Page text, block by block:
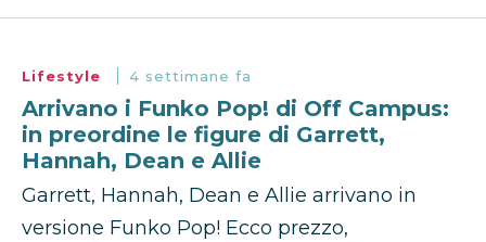
Lifestyle 4 settimane fa
Arrivano i Funko Pop! di Off Campus:
in preordine le figure di Garrett,
Hannah, Dean e Allie
Garrett, Hannah, Dean e Allie arrivano in
versione Funko Pop! Ecco prezzo,